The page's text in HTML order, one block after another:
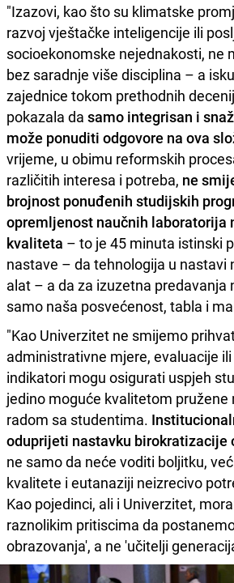
"Izazovi, kao što su klimatske
razvoj vještačke inteligencije ili
socioekonomske nejednakosti, ne
bez saradnje više disciplina – a
zajednice tokom prethodnih
pokazala da samo integrisan i
može ponuditi odgovore na ova
vrijeme, u obimu reformskih
različitih interesa i potreba, ne
brojnost ponuđenih studijskih
opremljenost naučnih laboratorija
kvaliteta – to je 45 minuta istinski
nastave – da tehnologija u nastavi
alat – a da za izuzetna predavanja
samo naša posvećenost, tabla i
"Kao Univerzitet ne smijemo
administrativne mjere, evaluacije
indikatori mogu osigurati uspjeh
jedino moguće kvalitetom pružene
radom sa studentima.
oduprijeti nastavku birokratizacije
ne samo da neće voditi boljitku,
kvalitete i eutanaziji neizrecivo
Kao pojedinci, ali i Univerzitet,
raznolikim pritiscima da
obrazovanja', a ne 'učitelji